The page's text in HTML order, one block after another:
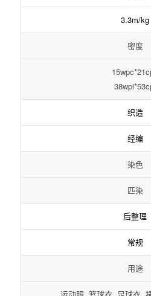
3.3m/kg
密度
织造
经编
染色
匹染
后整理
常规
用途